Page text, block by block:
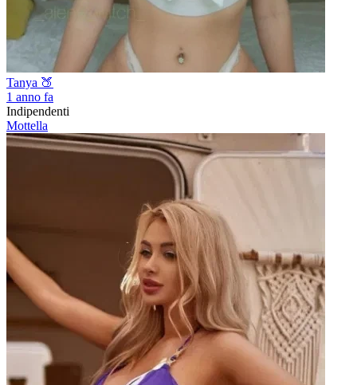
Tanya 🍑
1 anno fa
Indipendenti
Mottella